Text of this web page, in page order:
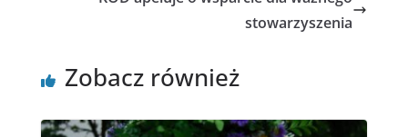
stowarzyszenia
Zobacz również